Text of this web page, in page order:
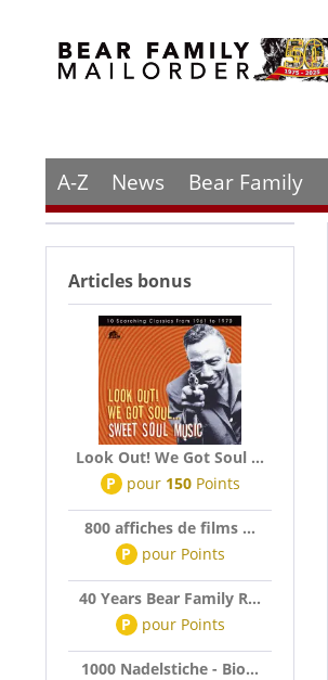
A-Z News Bear Family
Articles bonus
Look Out! We Got Soul ...
P pour 150Points
800 affiches de films ...
P pour Points
40 Years Bear Family R...
P pour Points
1000 Nadelstiche - Bio...